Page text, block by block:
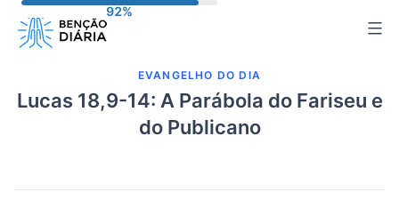
para
conteúdo
EVANGELHO DO DIA
Lucas 18,9-14: A Parábola do Fariseu e
do Publicano